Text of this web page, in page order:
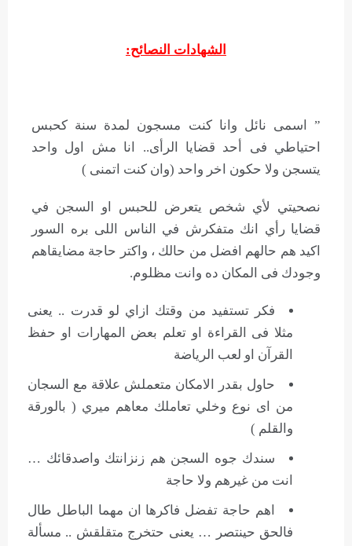
الشهادات النصائح:
” اسمى نائل وانا كنت مسجون لمدة سنة كحبس
احتياطي فى أحد قضايا الرأى.. انا مش اول واحد
يتسجن ولا حكون اخر واحد (وان كنت اتمنى )
نصحيتي لأي شخص يتعرض للحبس او السجن في
قضايا رأي انك متفكرش في الناس اللى بره السور
اكيد هم حالهم افضل من حالك ، واكتر حاجة مضايقاهم
وجودك فى المكان ده وانت مظلوم.
فكر تستفيد من وقتك ازاي لو قدرت .. يعنى
مثلا فى القراءة او تعلم بعض المهارات او حفظ
القرآن او لعب الرياضة
حاول بقدر الامكان متعملش علاقة مع السجان
من اى نوع وخلي تعاملك معاهم ميري ( بالورقة
والقلم )
سندك جوه السجن هم زنزانتك واصدقائك …
انت من غيرهم ولا حاجة
اهم حاجة تفضل فاكرها ان مهما الباطل طال
فالحق حينتصر … يعنى حتخرج متقلقش .. مسألة